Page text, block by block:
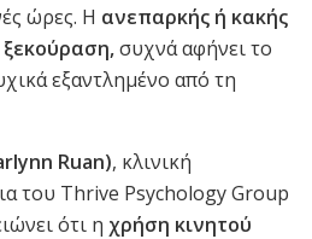
ώρες. Η ανεπαρκής ή κακής
ξεκούραση,συχνά αφήνει το
εξαντλημένο από τη
Ruan), κλινική
του Thrive Psychology Group
ότι η χρήση κινητού